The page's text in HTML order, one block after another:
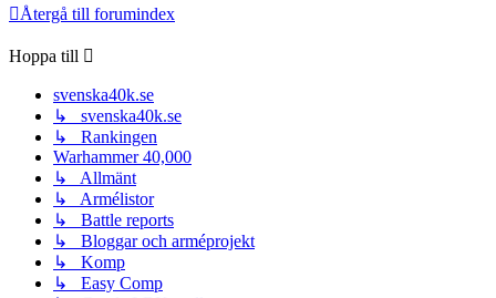
Återgå till forumindex
Hoppa till
svenska40k.se
↳ svenska40k.se
↳ Rankingen
Warhammer 40,000
↳ Allmänt
↳ Armélistor
↳ Battle reports
↳ Bloggar och arméprojekt
↳ Komp
↳ Easy Comp